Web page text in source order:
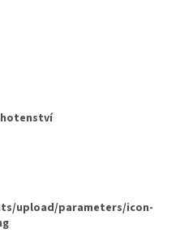
upload/parameters/icon-